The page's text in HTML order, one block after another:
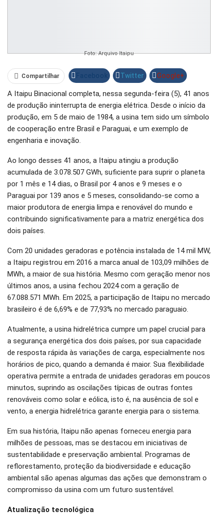
Foto: Arquivo Itaipu
Compartilhar Twitter Google+
WhatsApp Pinterest O email
A Itaipu Binacional completa, nessa segunda-feira (5), 41 anos
de produção ininterrupta de energia elétrica. Desde o início da
produção, em 5 de maio de 1984, a usina tem sido um símbolo
de cooperação entre Brasil e Paraguai, e um exemplo de
engenharia e inovação.
Ao longo desses 41 anos, a Itaipu atingiu a produção
acumulada de 3.078.507 GWh, suficiente para suprir o planeta
por 1 mês e 14 dias, o Brasil por 4 anos e 9 meses e o
Paraguai por 139 anos e 5 meses, consolidando-se como a
maior produtora de energia limpa e renovável do mundo e
contribuindo significativamente para a matriz energética dos
dois países.
Com 20 unidades geradoras e potência instalada de 14 mil MW,
a Itaipu registrou em 2016 a marca anual de 103,09 milhões de
MWh, a maior de sua história. Mesmo com geração menor nos
últimos anos, a usina fechou 2024 com a geração de
67.088.571 MWh. Em 2025, a participação de Itaipu no mercado
brasileiro é de 6,69% e de 77,93% no mercado paraguaio.
Atualmente, a usina hidrelétrica cumpre um papel crucial para
a segurança energética dos dois países, por sua capacidade
de resposta rápida às variações de carga, especialmente nos
horários de pico, quando a demanda é maior. Sua flexibilidade
operativa permite a entrada de unidades geradoras em poucos
minutos, suprindo as oscilações típicas de outras fontes
renováveis como solar e eólica, isto é, na ausência de sol e
vento, a energia hidrelétrica garante energia para o sistema.
Em sua história, Itaipu não apenas forneceu energia para
milhões de pessoas, mas se destacou em iniciativas de
sustentabilidade e preservação ambiental. Programas de
reflorestamento, proteção da biodiversidade e educação
ambiental são apenas algumas das ações que demonstram o
compromisso da usina com um futuro sustentável.
Atualização tecnológica